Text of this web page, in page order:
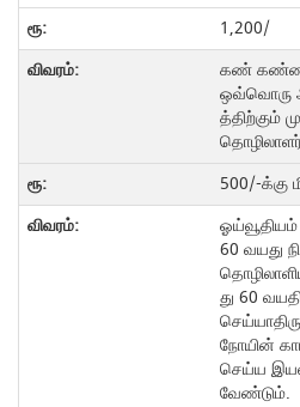
1,200/
கண்
ஒவ்வொரு
த்திற்கும்
500/-க்கு
ஓய்வூதியம்
60 வயது
து 60
நோயின்
செய்ய
வேண்டும்.